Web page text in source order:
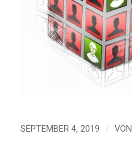
SEPTEMBER 4, 2019 / VON